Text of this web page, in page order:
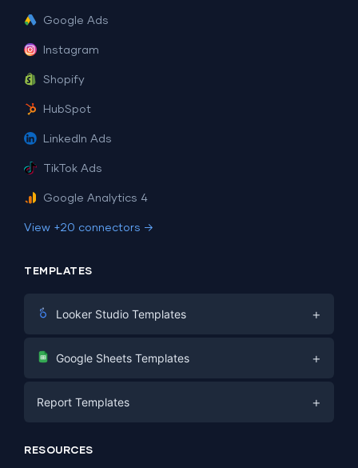
Google Ads
Instagram
Shopify
HubSpot
LinkedIn Ads
TikTok Ads
Google Analytics 4
View +20 connectors →
TEMPLATES
Looker Studio Templates +
Digital Marketing
PPC
SEO
Google Sheets Templates +
Social Media
Report Templates +
RESOURCES